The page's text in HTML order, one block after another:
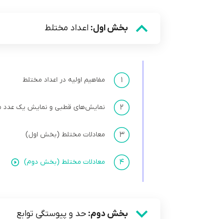
بخش اول: اعداد مختلط
۱ مفاهیم اولیه در اعداد مختلط
۲ نمایش‌های قطبی و نمایش یک عدد
۳ معادلات مختلط (بخش اول)
۴ معادلات مختلط (بخش دوم)
بخش دوم: حد و پیوستگی توابع